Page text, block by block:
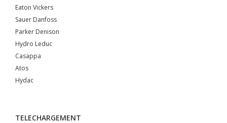
Eaton Vickers
Sauer Danfoss
Parker Denison
Hydro Leduc
Casappa
Atos
Hydac
TELECHARGEMENT